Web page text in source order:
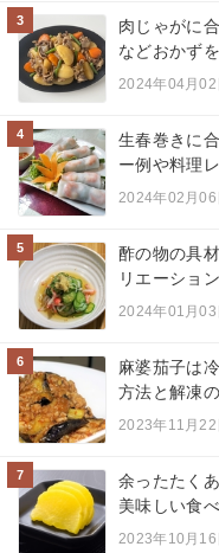
3
肉じゃがに
などおかず
2024年04月02
4
生春巻きに
ー例や料理
2024年02月06
5
酢の物の具
リエーショ
2024年01月03
6
麻婆茄子は
方法と解凍
2023年11月22
7
余ったたく
美味しい食
2023年10月16